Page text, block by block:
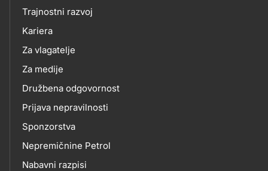
NAS
Trajnostni razvoj
Kariera
Za vlagatelje
Za medije
Družbena odgovornost
Prijava nepravilnosti
Sponzorstva
Nepremičnine Petrol
Nabavni razpisi